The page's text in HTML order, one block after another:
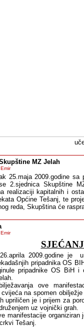
MZ Jelah
25.maja 2009.godine
2.sjednica Skupštine
realizaciji kapitalnih i
Općine Tešanj, te
reda, Skupština će
2009.godine je
pripadnika OS
pripadnike OS BiH i
ove
cvijeća na spomen
upriličen je i prijem za
uz vojnički grah.
manifestacije
Tešanj.